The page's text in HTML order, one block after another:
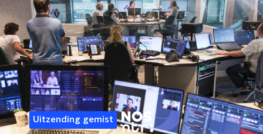
Uitzending gemist